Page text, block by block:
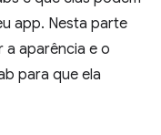
app. Nesta parte
a aparência e o
para que ela